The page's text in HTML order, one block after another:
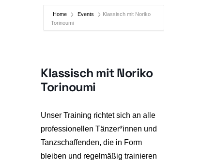
Home Events
Klassisch mit Noriko
Torinoumi
Klassisch mit Noriko
Torinoumi
Unser Training richtet sich an alle
professionellen Tänzer*innen und
Tanzschaffenden, die in Form
bleiben und regelmäßig trainieren